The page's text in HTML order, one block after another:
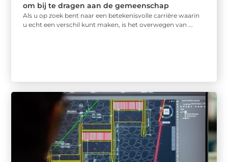
om bij te dragen aan de gemeenschap
Als u op zoek bent naar een betekenisvolle carrière waarin
u echt een verschil kunt maken, is het overwegen van ...